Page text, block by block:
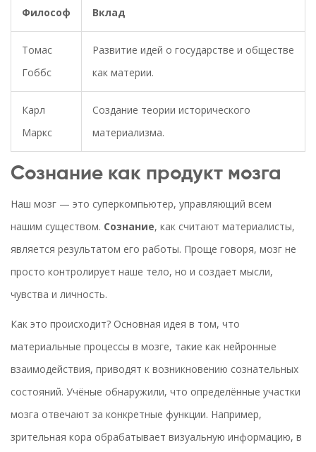
Философ Вклад
Томас
Гоббс
Развитие идей о государстве и обществе
как материи.
Карл
Маркс
Создание теории исторического
материализма.
Сознание как продукт мозга
Наш мозг — это суперкомпьютер, управляющий всем
нашим существом. Сознание, как считают материалисты,
является результатом его работы. Проще говоря, мозг не
просто контролирует наше тело, но и создает мысли,
чувства и личность.
Как это происходит? Основная идея в том, что
материальные процессы в мозге, такие как нейронные
взаимодействия, приводят к возникновению сознательных
состояний. Учёные обнаружили, что определённые участки
мозга отвечают за конкретные функции. Например,
зрительная кора обрабатывает визуальную информацию, в